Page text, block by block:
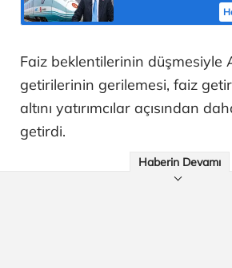
Faiz beklentilerinin düşmesiyle
getirilerinin gerilemesi, faiz
altını yatırımcılar açısından
getirdi.
Haberin Devamı